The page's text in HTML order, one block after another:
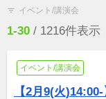
filter_list イベント/講演会
1-30 / 1216件表示
イベント/講演会
【2月9(火